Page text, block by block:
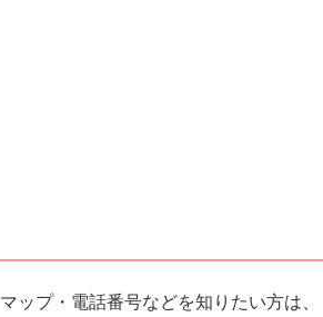
ップ・電話番号などを知りたい方は、